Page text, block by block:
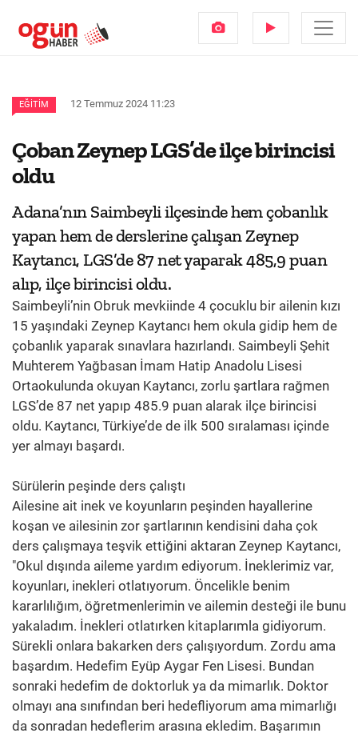
EĞITIM 12 Temmuz 2024 11:23
Çoban Zeynep LGS’de ilçe birincisi
oldu
Adana’nın Saimbeyli ilçesinde hem çobanlık
yapan hem de derslerine çalışan Zeynep
Kaytancı, LGS’de 87 net yaparak 485,9 puan
alıp, ilçe birincisi oldu.
Saimbeyli’nin Obruk mevkiinde 4 çocuklu bir ailenin kızı
15 yaşındaki Zeynep Kaytancı hem okula gidip hem de
çobanlık yaparak sınavlara hazırlandı. Saimbeyli Şehit
Muhterem Yağbasan İmam Hatip Anadolu Lisesi
Ortaokulunda okuyan Kaytancı, zorlu şartlara rağmen
LGS’de 87 net yapıp 485.9 puan alarak ilçe birincisi
oldu. Kaytancı, Türkiye’de de ilk 500 sıralaması içinde
yer almayı başardı.
Sürülerin peşinde ders çalıştı
Ailesine ait inek ve koyunların peşinden hayallerine
koşan ve ailesinin zor şartlarının kendisini daha çok
ders çalışmaya teşvik ettiğini aktaran Zeynep Kaytancı,
"Okul dışında aileme yardım ediyorum. İneklerimiz var,
koyunları, inekleri otlatıyorum. Öncelikle benim
kararlılığım, öğretmenlerimin ve ailemin desteği ile bunu
yakaladım. İnekleri otlatırken kitaplarımla gidiyorum.
Sürekli onlara bakarken ders çalışıyordum. Zordu ama
başardım. Hedefim Eyüp Aygar Fen Lisesi. Bundan
sonraki hedefim de doktorluk ya da mimarlık. Doktor
olmayı ana sınıfından beri hedefliyorum ama mimarlığı
da sonradan hedeflerim arasına ekledim. Başarımın